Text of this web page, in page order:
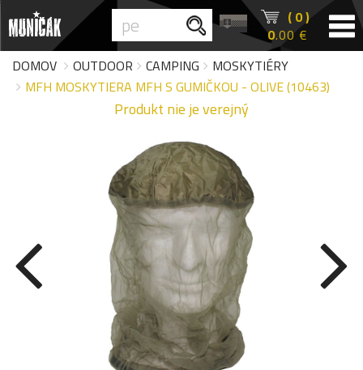
( 0 )
0.00 €
DOMOV
OUTDOOR CAMPING
MOSKYTIÉRY
MFH MOSKYTIERA MFH S GUMIČKOU - OLIVE (10463)
Produkt nie je verejný